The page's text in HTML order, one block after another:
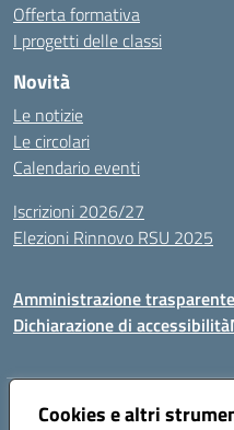
Cookies e altri
Offerta formativa
I progetti delle classi
Novità
Le notizie
Le circolari
Calendario eventi
Iscrizioni 2026/27
Elezioni Rinnovo RSU 2025
Amministrazione trasparente
Dichiarazione di accessibilità
Indirizzo:Via Cadore 1, 60124